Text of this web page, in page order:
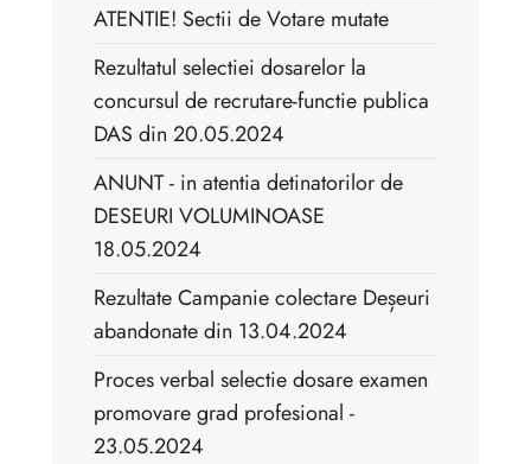
ATENTIE! Sectii de Votare mutate
Rezultatul selectiei dosarelor la
concursul de recrutare-functie publica
DAS din 20.05.2024
ANUNT - in atentia detinatorilor de
DESEURI VOLUMINOASE
18.05.2024
Rezultate Campanie colectare Deșeuri
abandonate din 13.04.2024
Proces verbal selectie dosare examen
promovare grad profesional -
23.05.2024